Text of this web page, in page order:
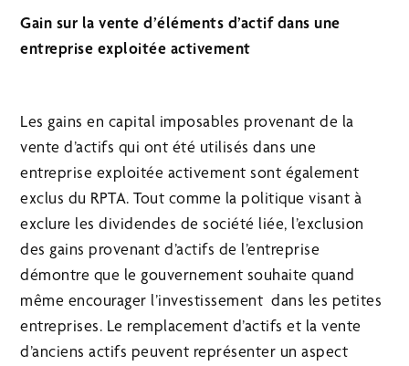
Gain sur la vente d’éléments d’actif dans une
entreprise exploitée activement
Les gains en capital imposables provenant de la
vente d’actifs qui ont été utilisés dans une
entreprise exploitée activement sont également
exclus du RPTA. Tout comme la politique visant à
exclure les dividendes de société liée, l’exclusion
des gains provenant d’actifs de l’entreprise
démontre que le gouvernement souhaite quand
même encourager l’investissement dans les petites
entreprises. Le remplacement d’actifs et la vente
d’anciens actifs peuvent représenter un aspect